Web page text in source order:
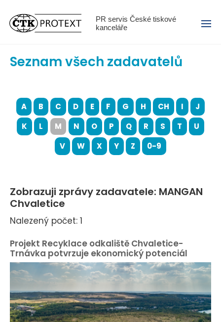
PR servis České tiskové
kanceláře
Menu
Seznam všech zadavatelů
A B C D E F G H CH I
J
K
L M N O P Q R S T
U
V
W X Y Z 0-9
Zobrazuji zprávy zadavatele: MANGAN
Chvaletice
Nalezený počet: 1
Projekt Recyklace odkaliště Chvaletice-
Trnávka potvrzuje ekonomický potenciál